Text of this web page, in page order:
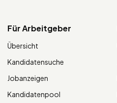
Für Arbeitgeber
Übersicht
Kandidatensuche
Jobanzeigen
Kandidatenpool